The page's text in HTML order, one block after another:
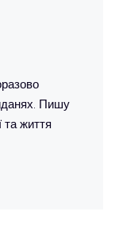
Пишу
та життя